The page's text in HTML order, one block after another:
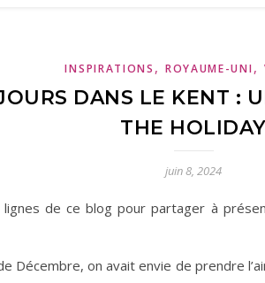
INSPIRATIONS , ROYAUME-UNI,
DANS LE KENT :
THE HOLIDAY
juin 8, 2024
de ce blog pour partager à
Décembre, on avait envie de prendre